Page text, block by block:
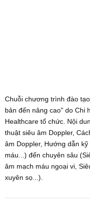
Chuỗi chương trình đào
bản đến nâng cao" do Chi
Healthcare tổ chức. Nội
thuật siêu âm Doppler,
âm Doppler, Hướng dẫn
máu...) đến chuyên sâu
âm mạch máu ngoại vi,
xuyên sọ...).